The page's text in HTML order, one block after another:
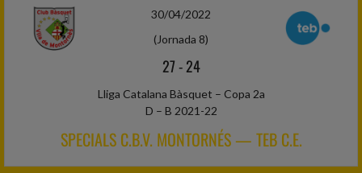
30/04/2022
(Jornada 8)
27-24
Lliga Catalana Bàsquet – Copa 2a
D – B 2021-22
SPECIALS C.B.V. MONTORNÉS — TEB C.E.